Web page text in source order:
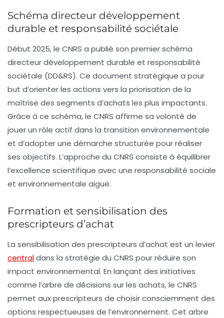
Schéma directeur développement
durable et responsabilité sociétale
Début 2025, le CNRS a publié son premier schéma
directeur développement durable et responsabilité
sociétale (DD&RS). Ce document stratégique a pour
but d’orienter les actions vers la priorisation de la
maîtrise des segments d’achats les plus impactants.
Grâce à ce schéma, le CNRS affirme sa volonté de
jouer un rôle actif dans la transition environnementale
et d’adopter une démarche structurée pour réaliser
ses objectifs. L’approche du CNRS consiste à équilibrer
l’excellence scientifique avec une responsabilité sociale
et environnementale aiguë.
Formation et sensibilisation des
prescripteurs d’achat
La sensibilisation des prescripteurs d’achat est un levier
centraldans la stratégie du CNRS pour réduire son
impact environnemental. En lançant des initiatives
comme l’arbre de décisions sur les achats, le CNRS
permet aux prescripteurs de choisir consciemment des
options respectueuses de l’environnement. Cet arbre